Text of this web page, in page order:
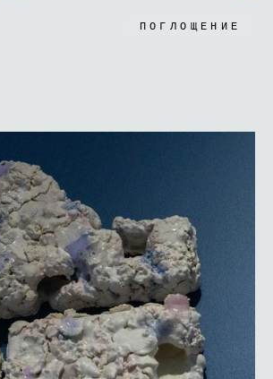
ПОГЛОЩЕНИЕ